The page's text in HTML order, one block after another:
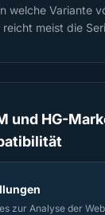
welche Variante
reicht meist die
und HG-
sind oft
zur Analyse der